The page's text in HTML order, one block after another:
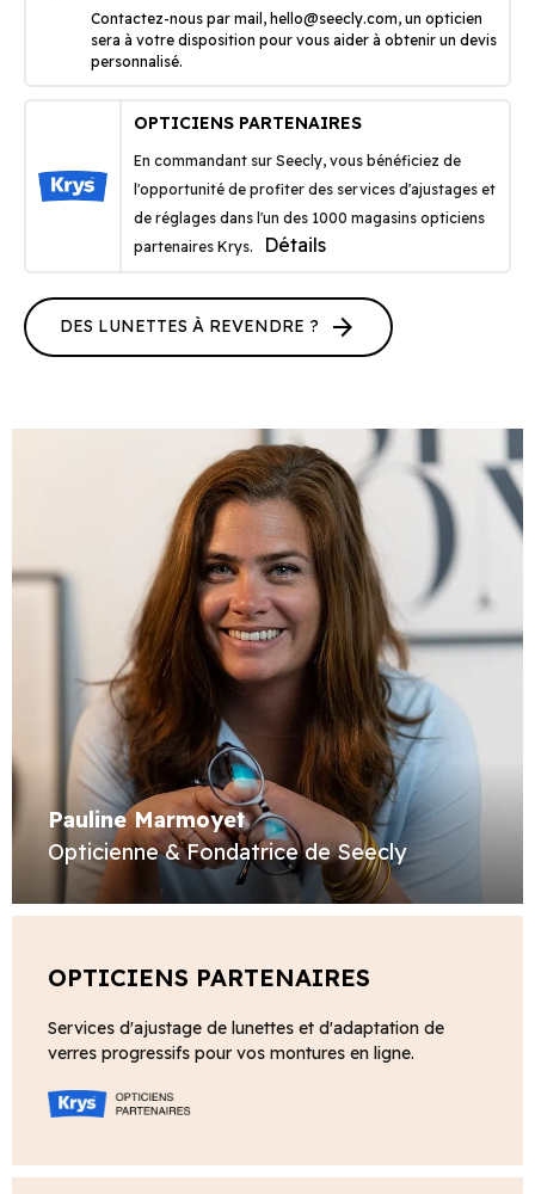
Contactez-nous par mail, hello@seecly.com, un opticien
sera à votre disposition pour vous aider à obtenir un devis
personnalisé.
OPTICIENS PARTENAIRES
En commandant sur Seecly, vous bénéficiez de
l'opportunité de profiter des services d'ajustages et
de réglages dans l'un des 1000 magasins opticiens
partenaires Krys.
Détails
DES LUNETTES À REVENDRE ? arrow_forward
Pauline Marmoyet
Opticienne & Fondatrice de Seecly
OPTICIENS PARTENAIRES
Services d'ajustage de lunettes et d'adaptation de
verres progressifs pour vos montures en ligne.